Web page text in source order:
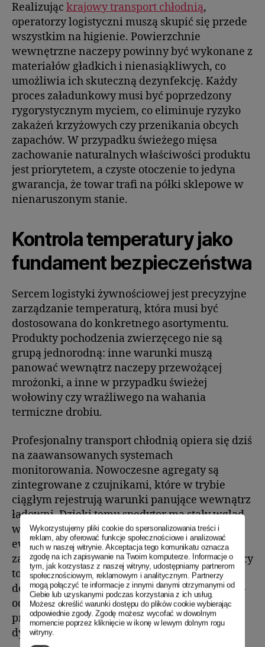
Wykorzystujemy pliki cookie do spersonalizowania treści i
reklam, aby oferować funkcje społecznościowe i analizować
ruch w naszej witrynie. Akceptacja tego komunikatu oznacza
zgodę na ich zapisywanie na Twoim komputerze. Informacje o
tym, jak korzystasz z naszej witryny, udostępniamy partnerom
społecznościowym, reklamowym i analitycznym. Partnerzy
mogą połączyć te informacje z innymi danymi otrzymanymi od
Ciebie lub uzyskanymi podczas korzystania z ich usług.
Możesz określić warunki dostępu do plików cookie wybierając
odpowiednie zgody. Zgodę możesz wycofać w dowolnym
momencie poprzez kliknięcie w ikonę w lewym dolnym rogu
witryny.
Realizując krajowy transport chłodnią,
operatorzy logistyczni muszą skupić się przede
wszystkim na higienie. Powierzchnie
wewnętrzne naczepy powinny być wykonane z
materiałów gładkich i nienasiąkliwych, co
umożliwia ich skuteczną dezynfekcję. Każdy
proces załadunkowy musi być poprzedzony
rygorystycznym myciem, co eliminuje ryzyko
zakażeń krzyżowych czy przenikania obcych
zapachów. W przypadku świeżego mięsa
zachowanie naturalnych właściwości produktu
jest priorytetem, a czyste otoczenie to jedyna
gwarancja, że towar trafi na półki sklepowe w
nienaruszonym stanie.
Kontrola temperatury jako
fundament bezpieczeństwa
Sercem logistyki żywnościowej jest precyzyjne
zarządzanie temperaturą, która musi być
dostosowana do konkretnego asortymentu.
Produkty pochodzenia zwierzęcego nie są
grupą jednorodną: inne warunki muszą
panować wewnątrz naczepy przewożącej
mrożonki, a inne w przypadku świeżej
wołowiny czy wrażliwego na wahania
termiczne drobiu.
Profesjonalny transport chłodnią opiera się dziś
na zaawansowanych systemach
monitorowania. Nowoczesne agregaty są
zintegrowane z czujnikami, które w trybie
ciągłym rejestrują warunki panujące wewnątrz
ładowni. Dzięki temu spedytor ma stały wgląd
w sytuację i może natychmiast zareagować na
ewentualne nieprawidłowości. Pełna historia
zapisu temperatury stanowi z kolei dla odbiorcy
towaru dowód, że na żadnym etapie drogi nie
doszło do przerwania łańcucha chłodniczego –
od momentu opuszczenia zakładu
produkcyjnego aż po rozładunek w centrum
dystrybucji.